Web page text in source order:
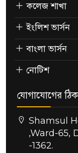
কলেজ শাখা
ইংলিশ ভার্সন
বাংলা ভার্সন
নোটিশ
যোগাযোগের
Shamsul
,Ward-65,
-1362.